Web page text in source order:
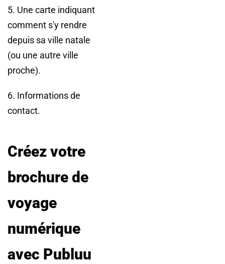
5. Une carte indiquant
comment s'y rendre
depuis sa ville natale
(ou une autre ville
proche).
6. Informations de
contact.
Créez votre
brochure de
voyage
numérique
avec Publuu